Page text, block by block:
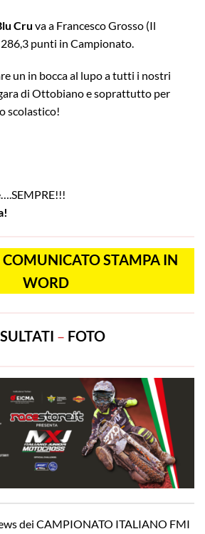
Cru va a Francesco Grosso (Il
punti in Campionato.
un in bocca al lupo a tutti i nostri
di Ottobiano e soprattutto per
scolastico!
STAMPA IN
WORD
– FOTO
dei CAMPIONATO ITALIANO FMI